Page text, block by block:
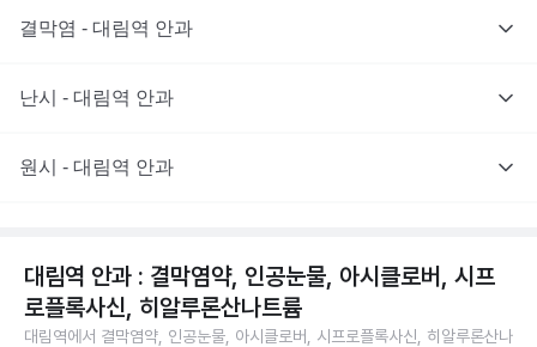
결막염 - 대림역 안과
난시 - 대림역 안과
원시 - 대림역 안과
대림역 안과 : 결막염약, 인공눈물, 아시클로버, 시프
로플록사신, 히알루론산나트륨
대림역에서 결막염약, 인공눈물, 아시클로버, 시프로플록사신, 히알루론산나